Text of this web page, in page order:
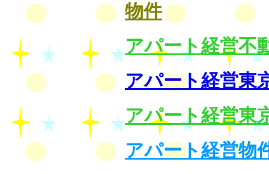
物件
アパート経営不
アパート経営東
アパート経営東
アパート経営物